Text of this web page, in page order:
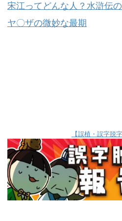
宋江ってどんな人？水滸伝
ヤ〇ザの微妙な最期
【誤植・誤字脱